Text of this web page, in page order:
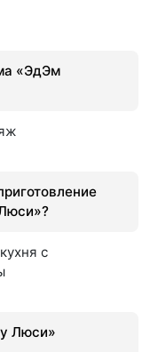
«ЭдЭм
с
Люси»